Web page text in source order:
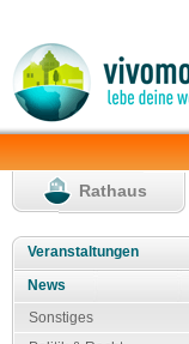
Rathaus
Veranstaltungen
News
Sonstiges